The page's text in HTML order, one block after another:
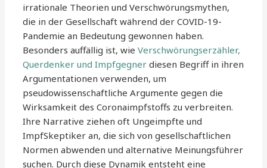
irrationale Theorien und Verschwörungsmythen,
die in der Gesellschaft während der COVID-19-
Pandemie an Bedeutung gewonnen haben.
Besonders auffällig ist, wieVerschwörungserzähler,
Querdenker und Impfgegner diesen Begriff in ihren
Argumentationen verwenden, um
pseudowissenschaftliche Argumente gegen die
Wirksamkeit des Coronaimpfstoffs zu verbreiten.
Ihre Narrative ziehen oft Ungeimpfte und
ImpfSkeptiker an, die sich von gesellschaftlichen
Normen abwenden und alternative Meinungsführer
suchen. Durch diese Dynamik entsteht eine